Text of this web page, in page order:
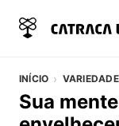
INÍCIO
Sua